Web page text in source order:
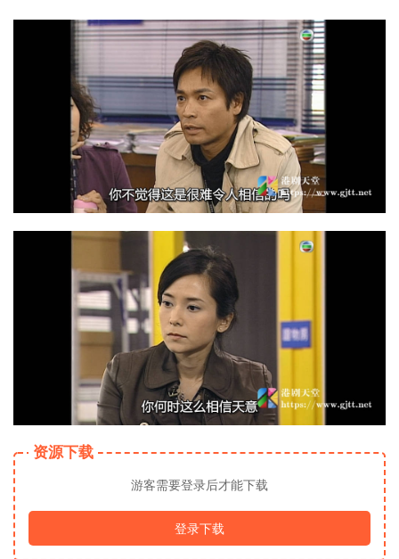
资源下载
游客需要登录后才能下载
登录下载